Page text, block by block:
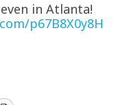
in Atlanta!
p67B8X0y8H